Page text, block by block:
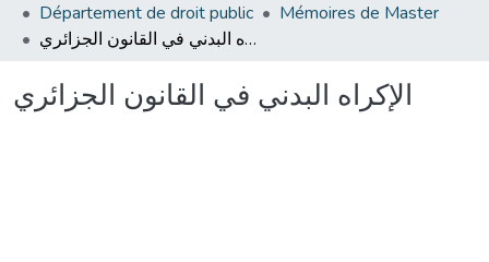
Département de droit public
Mémoires de Master
الإكراه البدني في القانون الجزائري
الإكراه البدني في القانون الجزائري